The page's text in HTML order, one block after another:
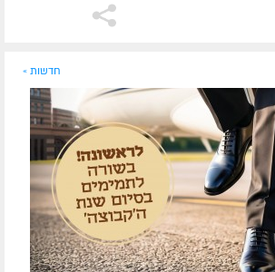
חדשות »